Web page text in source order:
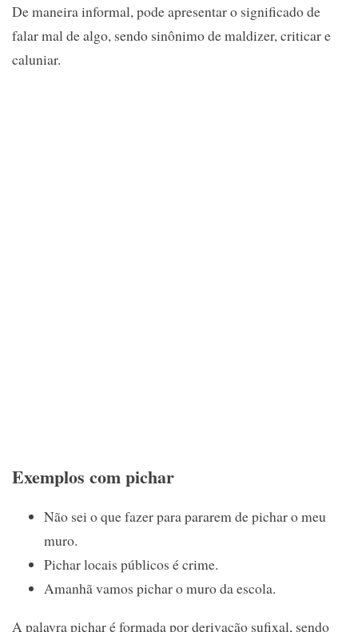
De maneira informal, pode apresentar o significado de
falar mal de algo, sendo sinônimo de maldizer, criticar e
caluniar.
Exemplos com pichar
Não sei o que fazer para pararem de pichar o meu
muro.
Pichar locais públicos é crime.
Amanhã vamos pichar o muro da escola.
A palavra pichar é formada por derivação sufixal, sendo